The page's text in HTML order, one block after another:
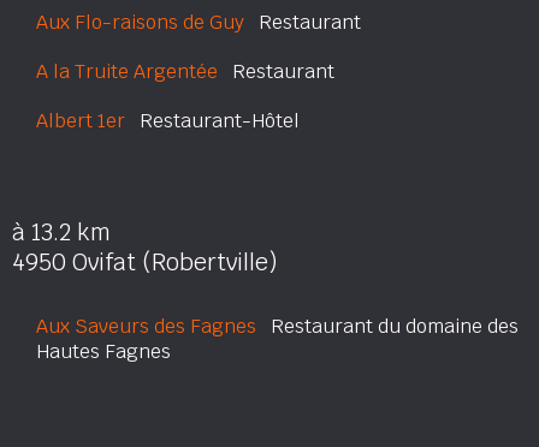
Aux Flo-raisons de Guy Restaurant
A la Truite Argentée Restaurant
Albert 1er Restaurant-Hôtel
à 13.2 km
4950 Ovifat (Robertville)
Aux Saveurs des Fagnes Restaurant du domaine des
Hautes Fagnes